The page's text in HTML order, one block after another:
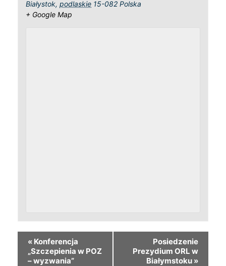
Białystok, podlaskie 15-082 Polska
+ Google Map
« Konferencja
„Szczepienia w POZ
– wyzwania”
Posiedzenie
Prezydium ORL w
Białymstoku »